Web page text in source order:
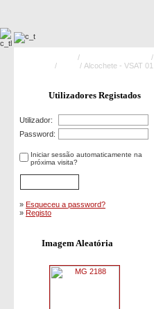
/ /
/ / Alcochete - VSAT 01
Utilizadores Registados
Utilizador:
Password:
Iniciar sessão automaticamente na
próxima visita?
» Esqueceu a password?
» Registo
Imagem Aleatória